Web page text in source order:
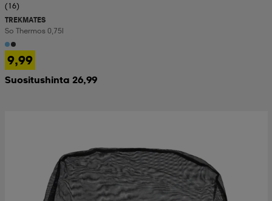
(16)
TREKMATES
So Thermos 0,75l
9,99
Suositushinta 26,99